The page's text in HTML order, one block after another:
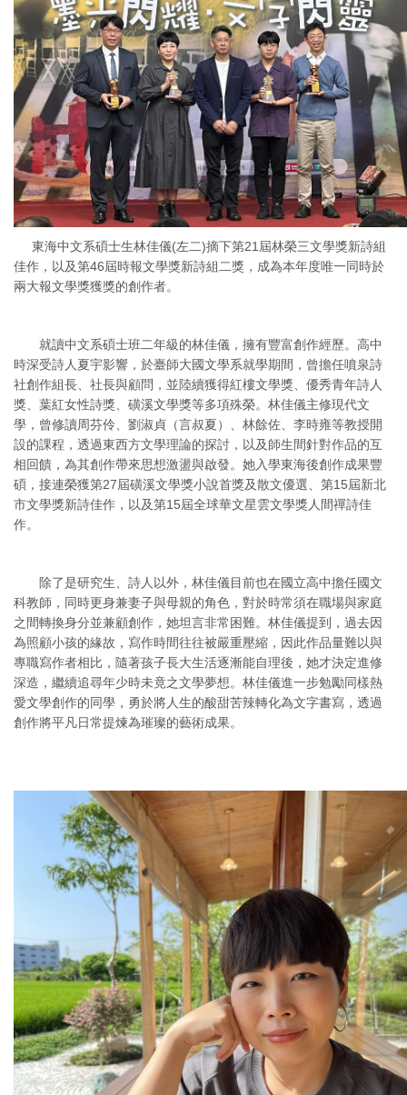
東海中文系碩士生林佳儀(左二)摘下第21屆林榮三文學獎新詩組
佳作，以及第46屆時報文學獎新詩組二獎，成為本年度唯一同時於
兩大報文學獎獲獎的創作者。
就讀中文系碩士班二年級的林佳儀，擁有豐富創作經歷。高中
時深受詩人夏宇影響，於臺師大國文學系就學期間，曾擔任噴泉詩
社創作組長、社長與顧問，並陸續獲得紅樓文學獎、優秀青年詩人
獎、葉紅女性詩獎、磺溪文學獎等多項殊榮。林佳儀主修現代文
學，曾修讀周芬伶、劉淑貞（言叔夏）、林餘佐、李時雍等教授開
設的課程，透過東西方文學理論的探討，以及師生間針對作品的互
相回饋，為其創作帶來思想激盪與啟發。她入學東海後創作成果豐
碩，接連榮獲第27屆磺溪文學獎小說首獎及散文優選、第15屆新北
市文學獎新詩佳作，以及第15屆全球華文星雲文學獎人間禪詩佳
作。
除了是研究生、詩人以外，林佳儀目前也在國立高中擔任國文
科教師，同時更身兼妻子與母親的角色，對於時常須在職場與家庭
之間轉換身分並兼顧創作，她坦言非常困難。林佳儀提到，過去因
為照顧小孩的緣故，寫作時間往往被嚴重壓縮，因此作品量難以與
專職寫作者相比，隨著孩子長大生活逐漸能自理後，她才決定進修
深造，繼續追尋年少時未竟之文學夢想。林佳儀進一步勉勵同樣熱
愛文學創作的同學，勇於將人生的酸甜苦辣轉化為文字書寫，透過
創作將平凡日常提煉為璀璨的藝術成果。